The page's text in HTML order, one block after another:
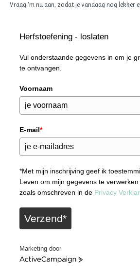
Vraag ‘m nu aan, zodat je vandaag nog lekker
Herfstoefening - loslaten
Vul onderstaande gegevens in om je
te ontvangen.
Voornaam
E-mail*
*Met mijn inschrijving geef ik
Leven om mijn gegevens te
zoals omschreven in de Privacy
Verzend*
Marketing door
A